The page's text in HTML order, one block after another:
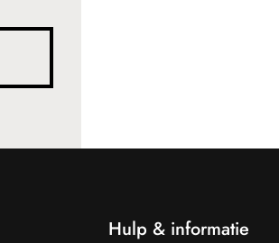
Hulp & informatie